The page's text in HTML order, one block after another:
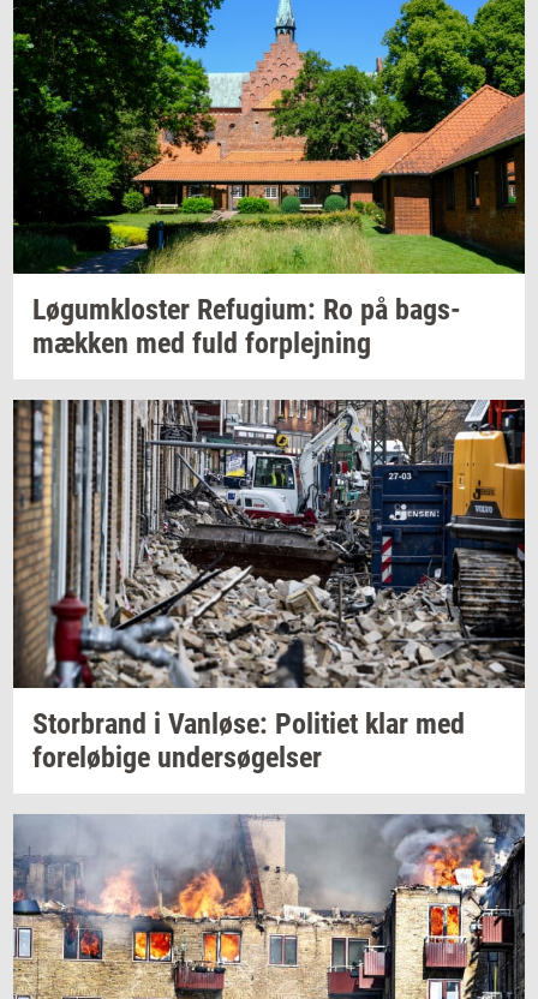
Løgum­klo­ster Re­fu­gi­um: Ro på bags­
mæk­ken med fuld for­plej­ning
Stor­brand i Van­lø­se: Po­li­ti­et klar med
fo­re­lø­bi­ge un­der­sø­gel­ser